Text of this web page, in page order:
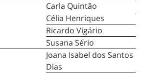
Carla Quintão
Célia Henriques
Ricardo Vigário
Susana Sério
Joana Isabel dos Santos
Dias